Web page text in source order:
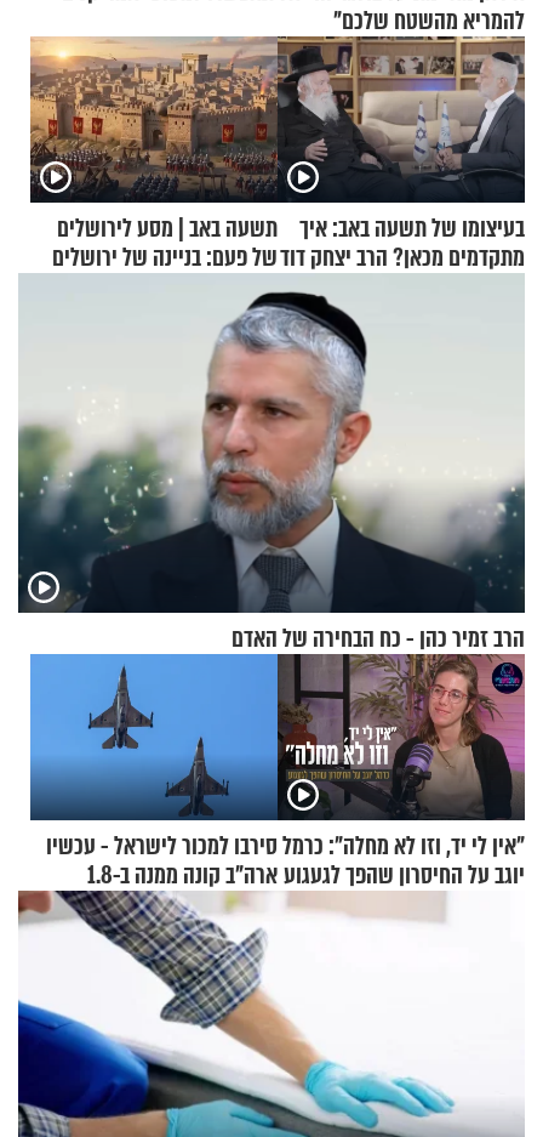
להמריא מהשטח שלכם"
בעיצומו של תשעה באב: איך
מתקדמים מכאן? הרב יצחק דוד
תשעה באב | מסע לירושלים
של פעם: בניינה של ירושלים
הרב זמיר כהן - כח הבחירה של האדם
"אין לי יד, וזו לא מחלה": כרמל
יוגב על החיסרון שהפך לגעגוע
סירבו למכור לישראל - עכשיו
ארה"ב קונה ממנה ב-1.8
מיליארד דולר